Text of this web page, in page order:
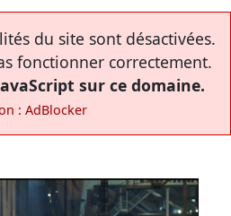
du site sont désactivées.
fonctionner correctement.
sur ce domaine.
: AdBlocker